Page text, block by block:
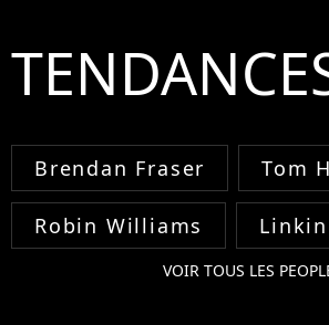
Brendan Fraser Tom
Robin Williams
VOIR TOUS LES